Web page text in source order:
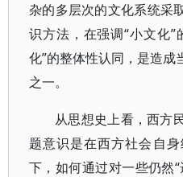
杂的多层次的文化系统采
识方法，在强调“小文化”
化”的整体性认同，是造
之一。
从思想史上看，西方
题意识是在西方社会自
下，如何通过对一些仍然